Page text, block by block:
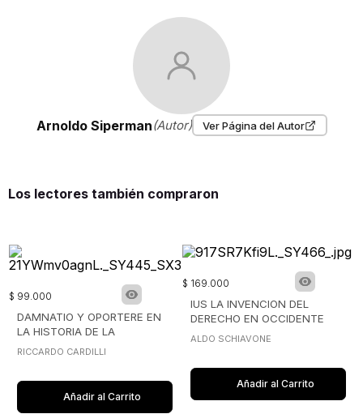
Arnoldo Siperman(Autor) Ver Página del Autor
Los lectores también compraron
$ 99.000
DAMNATIO Y OPORTERE EN
LA HISTORIA DE LA
OBLIGACION
RICCARDO CARDILLI
Añadir al Carrito
$ 169.000
IUS LA INVENCION DEL
DERECHO EN OCCIDENTE
ALDO SCHIAVONE
Añadir al Carrito